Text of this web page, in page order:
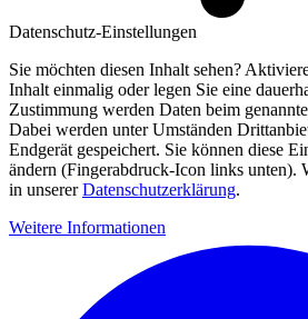
Datenschutz-Einstellungen
Sie möchten diesen Inhalt sehen?
Inhalt einmalig oder legen Sie eine
Zustimmung werden Daten beim
Dabei werden unter Umständen
Endgerät gespeichert. Sie können diese
ändern (Fingerabdruck-Icon links unten).
in unsererDatenschutzerklärung.
Weitere Informationen